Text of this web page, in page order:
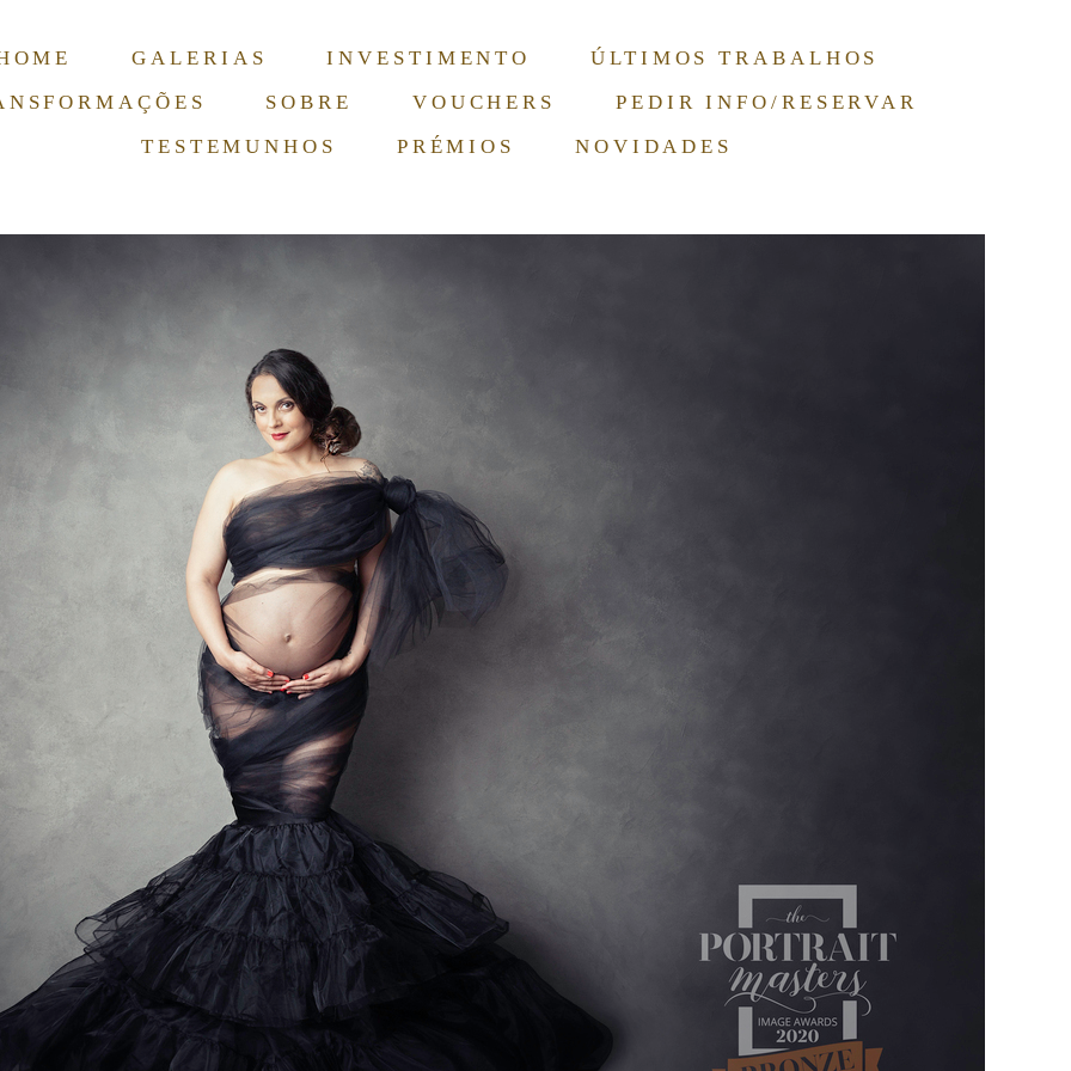
GALERIAS INVESTIMENTO
ÚLTIMOS TRABALHOS
SOBRE VOUCHERS
PEDIR INFO/RESERVAR
TESTEMUNHOS
PRÉMIOS NOVIDADES